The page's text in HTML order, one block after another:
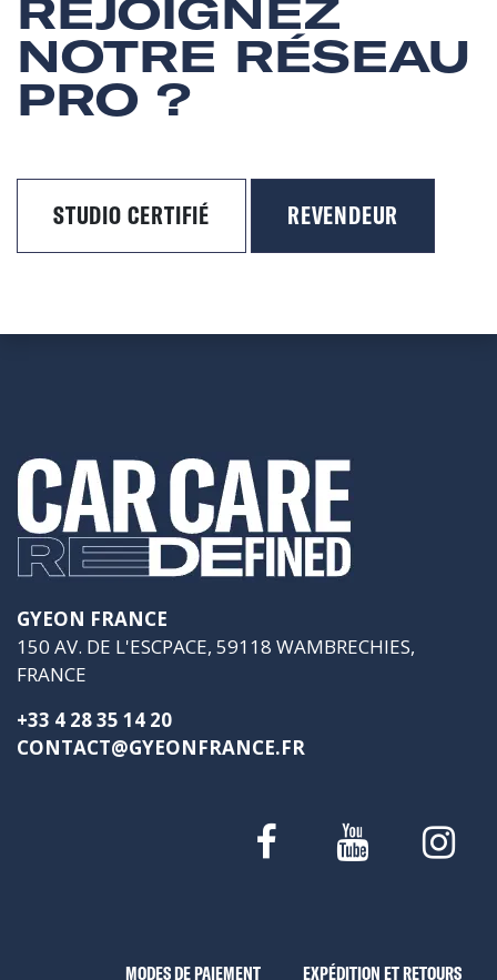
REJOIGNEZ
NOTRE RÉSEAU
PRO ?
STUDIO CERTIFIÉ REVENDEUR
GYEON FRANCE
150 AV. DE L'ESCPACE, 59118 WAMBRECHIES,
FRANCE
+33 4 28 35 14 20
CONTACT@GYEONFRANCE.FR
MODES DE PAIEMENT EXPÉDITION ET RETOURS